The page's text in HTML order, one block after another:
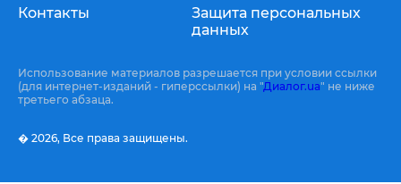
Контакты
Защита персональных
данных
Использование материалов разрешается при условии ссылки
(для интернет-изданий - гиперссылки) на "Диалог.ua" не ниже
третьего абзаца.
� 2026, Все права защищены.